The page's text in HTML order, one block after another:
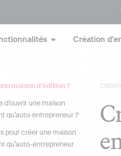
Création
maison d’édition ?
d’ouvrir une maison
qu’auto‑entrepreneur ?
pour créer une maison
qu’auto-entrepreneur